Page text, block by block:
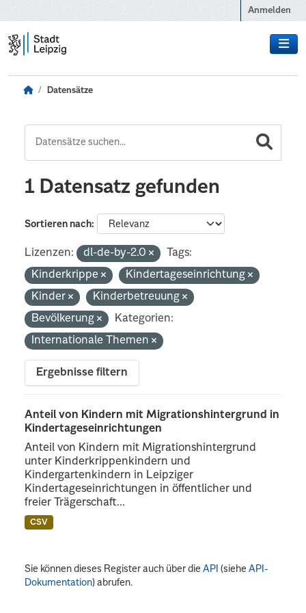
Anmelden
Datensätze
1 Datensatz gefunden
Sortieren nach
Lizenzen: dl-de-by-2.0
Tags:
Kinderkrippe
Kindertageseinrichtung
Kinder
Kinderbetreuung
Bevölkerung
Kategorien:
Internationale Themen
Ergebnisse filtern
Anteil von Kindern mit Migrationshintergrund in
Kindertageseinrichtungen
Anteil von Kindern mit Migrationshintergrund
unter Kinderkrippenkindern und
Kindergartenkindern in Leipziger
Kindertageseinrichtungen in öffentlicher und
freier Trägerschaft...
CSV
Sie können dieses Register auch über dieAPI (sieheAPI-
Dokumentation) abrufen.